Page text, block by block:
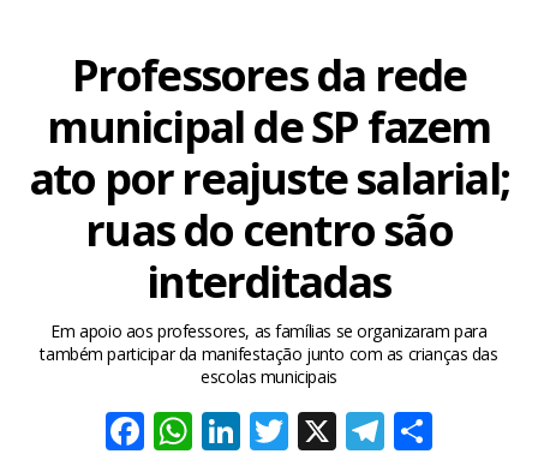
Professores da rede
municipal de SP fazem
ato por reajuste salarial;
ruas do centro são
interditadas
Em apoio aos professores, as famílias se organizaram para
também participar da manifestação junto com as crianças das
escolas municipais
Facebook
WhatsApp
LinkedIn
Twitter
X